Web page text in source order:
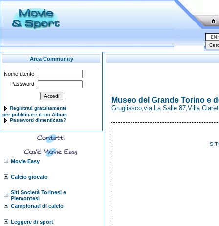
Area Community
Nome utente:
Password:
Registrati gratuitamente
per pubblicare il tuo Album
Password dimenticata?
Movie Easy
Calcio giocato
Siti Società Torinesi e
Piemontesi
Campionati di calcio
Leggere di sport
Museo del Grande Torino e
Grugliasco,via La Salle 87,Villa